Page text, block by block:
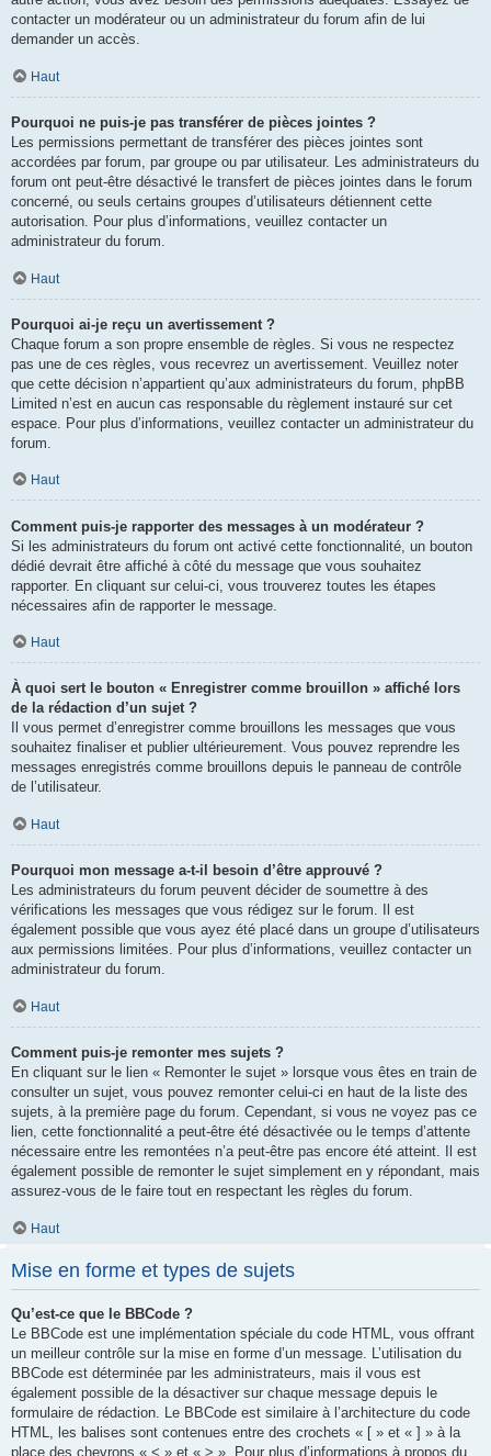
contacter un modérateur ou un administrateur du forum afin de lui
demander un accès.
Haut
Pourquoi ne puis-je pas transférer de pièces jointes ?
Les permissions permettant de transférer des pièces jointes sont
accordées par forum, par groupe ou par utilisateur. Les administrateurs du
forum ont peut-être désactivé le transfert de pièces jointes dans le forum
concerné, ou seuls certains groupes d’utilisateurs détiennent cette
autorisation. Pour plus d’informations, veuillez contacter un
administrateur du forum.
Haut
Pourquoi ai-je reçu un avertissement ?
Chaque forum a son propre ensemble de règles. Si vous ne respectez
pas une de ces règles, vous recevrez un avertissement. Veuillez noter
que cette décision n’appartient qu’aux administrateurs du forum, phpBB
Limited n’est en aucun cas responsable du règlement instauré sur cet
espace. Pour plus d’informations, veuillez contacter un administrateur du
forum.
Haut
Comment puis-je rapporter des messages à un modérateur ?
Si les administrateurs du forum ont activé cette fonctionnalité, un bouton
dédié devrait être affiché à côté du message que vous souhaitez
rapporter. En cliquant sur celui-ci, vous trouverez toutes les étapes
nécessaires afin de rapporter le message.
Haut
À quoi sert le bouton « Enregistrer comme brouillon » affiché lors
de la rédaction d’un sujet ?
Il vous permet d’enregistrer comme brouillons les messages que vous
souhaitez finaliser et publier ultérieurement. Vous pouvez reprendre les
messages enregistrés comme brouillons depuis le panneau de contrôle
de l’utilisateur.
Haut
Pourquoi mon message a-t-il besoin d’être approuvé ?
Les administrateurs du forum peuvent décider de soumettre à des
vérifications les messages que vous rédigez sur le forum. Il est
également possible que vous ayez été placé dans un groupe d’utilisateurs
aux permissions limitées. Pour plus d’informations, veuillez contacter un
administrateur du forum.
Haut
Comment puis-je remonter mes sujets ?
En cliquant sur le lien « Remonter le sujet » lorsque vous êtes en train de
consulter un sujet, vous pouvez remonter celui-ci en haut de la liste des
sujets, à la première page du forum. Cependant, si vous ne voyez pas ce
lien, cette fonctionnalité a peut-être été désactivée ou le temps d’attente
nécessaire entre les remontées n’a peut-être pas encore été atteint. Il est
également possible de remonter le sujet simplement en y répondant, mais
assurez-vous de le faire tout en respectant les règles du forum.
Haut
Mise en forme et types de sujets
Qu’est-ce que le BBCode ?
Le BBCode est une implémentation spéciale du code HTML, vous offrant
un meilleur contrôle sur la mise en forme d’un message. L’utilisation du
BBCode est déterminée par les administrateurs, mais il vous est
également possible de la désactiver sur chaque message depuis le
formulaire de rédaction. Le BBCode est similaire à l’architecture du code
HTML, les balises sont contenues entre des crochets « [ » et « ] » à la
place des chevrons « < » et « > ». Pour plus d’informations à propos du